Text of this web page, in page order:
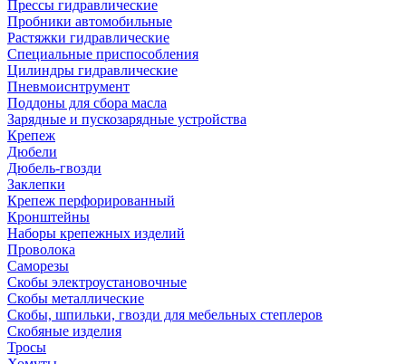
Прессы гидравлические
Пробники автомобильные
Растяжки гидравлические
Специальные приспособления
Цилиндры гидравлические
Пневмоиснтрумент
Поддоны для сбора масла
Зарядные и пускозарядные устройства
Крепеж
Дюбели
Дюбель-гвозди
Заклепки
Крепеж перфорированный
Кронштейны
Наборы крепежных изделий
Проволока
Саморезы
Скобы электроустановочные
Скобы металлические
Скобы, шпильки, гвозди для мебельных степлеров
Скобяные изделия
Тросы